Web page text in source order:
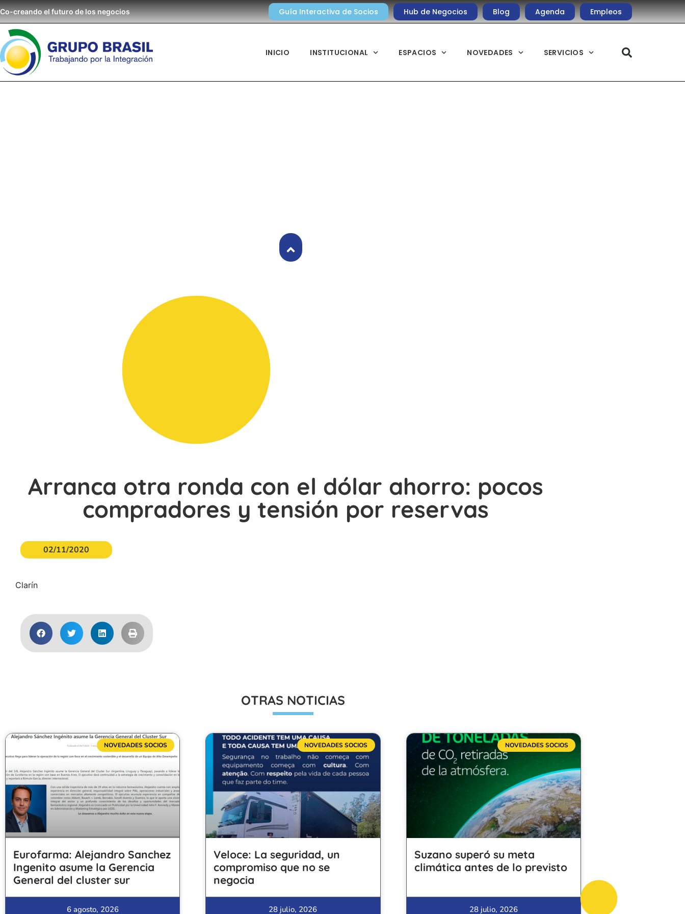
Co-creando el futuro de los negocios Guía Interactiva de Socios Hub de Negocios Blog Agenda Empleos
INICIO INSTITUCIONAL ESPACIOS NOVEDADES SERVICIOS
Arranca otra ronda con el dólar ahorro: pocos
compradores y tensión por reservas
02/11/2020
Clarín
OTRAS NOTICIAS
NOVEDADES SOCIOS
Eurofarma: Alejandro Sanchez
Ingenito asume la Gerencia
General del cluster sur
6 agosto, 2026
NOVEDADES SOCIOS
Veloce: La seguridad, un
compromiso que no se
negocia
28 julio, 2026
NOVEDADES SOCIOS
Suzano superó su meta
climática antes de lo previsto
28 julio, 2026